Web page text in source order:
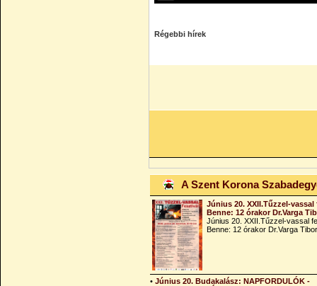
Régebbi hírek
A Szent Korona
Június 20. XXII.Tűzzel-
Benne: 12 órakor Dr.Varga
Június 20. XXII.Tűzzel-vassal
Benne: 12 órakor Dr.Varga Tibor
• Június 20. Budakalász: NAPFORDULÓK -